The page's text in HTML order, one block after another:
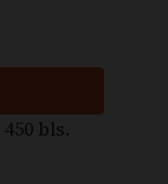
bls.